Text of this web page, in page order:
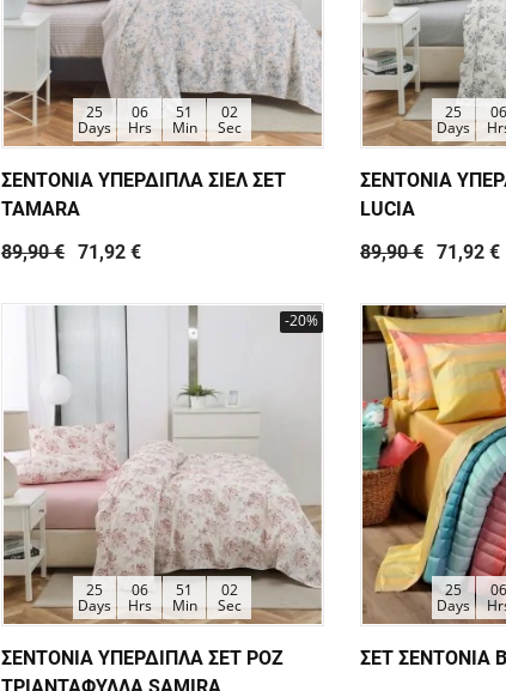
25
Days
06
Hrs
51
Min
01
Sec
ΣΕΝΤΟΝΙΑ ΥΠΕΡΔΙΠΛΑ ΣΙΕΛ ΣΕΤ
TAMARA
89,90 € 71,92 €
25
Days
06
ΣΕΝΤΟΝΙΑ
LUCIA
89,90 € 71,92 €
-20%
25
Days
06
Hrs
51
Min
01
Sec
ΣΕΝΤΟΝΙΑ ΥΠΕΡΔΙΠΛΑ ΣΕΤ ΡΟΖ
25
Days
06
ΣΕΤ ΣΕΝΤΟΝΙΑ